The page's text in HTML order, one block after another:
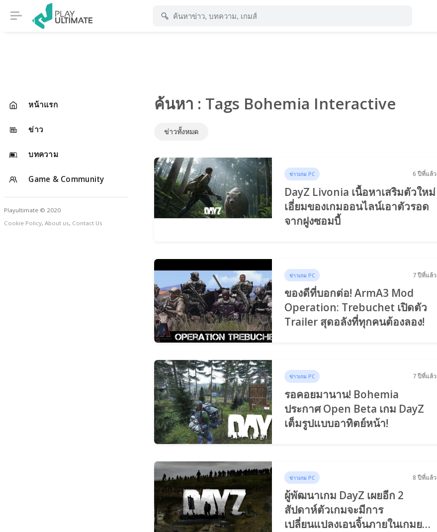
หน้าแรก
ข่าว
บทความ
Game & Community
Playultimate © 2020
Cookie Policy, About us, Contact Us
ค้นหา : Tags Bohemia Interactive
ข่าวทั้งหมด
ข่าวเกม PC 6 ปีที่แล้ว
DayZ Livonia เนื้อหาเสริมตัวใหม่
เอี่ยมของเกมออนไลน์เอาตัวรอด
จากฝูงซอมบี้
ข่าวเกม PC 7 ปีที่แล้ว
ของดีที่บอกต่อ! ArmA3 Mod
Operation: Trebuchet เปิดตัว
Trailer สุดอลังที่ทุกคนต้องลอง!
ข่าวเกม PC 7 ปีที่แล้ว
รอคอยมานาน! Bohemia
ประกาศ Open Beta เกม DayZ
เต็มรูปแบบอาทิตย์หน้า!
ข่าวเกม PC 8 ปีที่แล้ว
ผู้พัฒนาเกม DayZ เผยอีก 2
สัปดาห์ตัวเกมจะมีการ
เปลี่ยนแปลงเอนจิ้นภายในเกมยก